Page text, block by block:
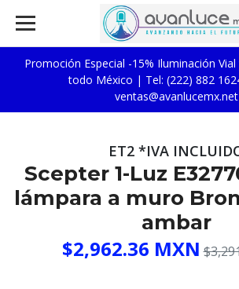
Promoción Especial -15% Iluminación
todo México | Tel: (222) 882
ventas@avanlucemx.net
ET2 *IVA
Scepter 1-Luz
lámpara a muro
ambar
$2,962.36 MXN